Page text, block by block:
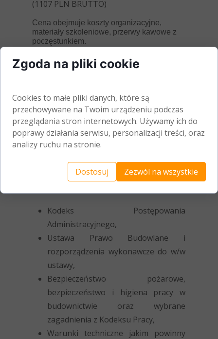
Program kursu zawiera
średnio 35 godzin wykładów i
obejmuje następujące
SIEDZIBA SZCZECIŃSKIEGO
ODDZIAŁU PZITB
Al. Wojska Polskiego 99
70-483 Szczecin
(1107 PLN BRUTTO)
Cena obejmuje koszty organizacyjne,
materiały szkoleniowe, przerwy kawowe z
poczęstunkiem.
Miejsce szkolenia:
Kodeks Postępowania
Administracyjnego,
Ustawa Prawo Budowlane i
rozporządzenia wykonawcze do w/w
ustawy,
Bezpieczeństwo pożarowe,
bezpieczeństwo i higiena pracy w
budownictwie oraz wybrane
zagadnienia z Kodeksu Pracy,
Warunki techniczne jakim powinny
Zgoda na pliki cookie
Cookies to małe pliki danych, które są
przechowywane na Twoim urządzeniu podczas
przeglądania stron internetowych. Używamy ich do
poprawy działania serwisu, personalizacji treści, oraz
analizy ruchu na stronie.
Dostosuj Zezwól na wszystkie